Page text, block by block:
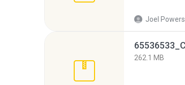
Joel Powers
262.1 MB